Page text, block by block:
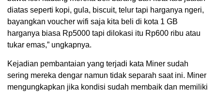
diatas seperti kopi, gula, biscuit, telur tapi harganya ngeri,
bayangkan voucher wifi saja kita beli di kota 1 GB
harganya biasa Rp5000 tapi dilokasi itu Rp600 ribu atau
tukar emas,” ungkapnya.
Kejadian pembantaian yang terjadi kata Miner sudah
sering mereka dengar namun tidak separah saat ini. Miner
mengungkapkan jika kondisi sudah membaik dan memiliki